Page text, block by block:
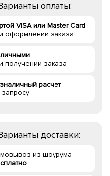
оплаты:
VISA или Master Card
оформлении заказа
получении заказа
расчет
запросу
доставки:
из шоурума